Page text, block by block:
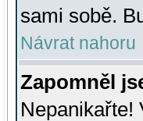
sami sobě.
Návrat nahoru
Zapomněl
Nepanikařte!